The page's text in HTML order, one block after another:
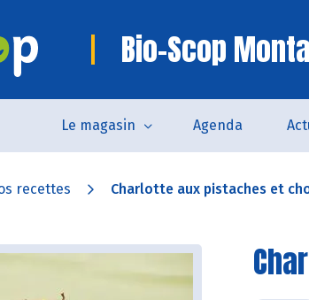
Bio-Scop
Le magasin Agenda
recettes Charlotte aux pistaches et